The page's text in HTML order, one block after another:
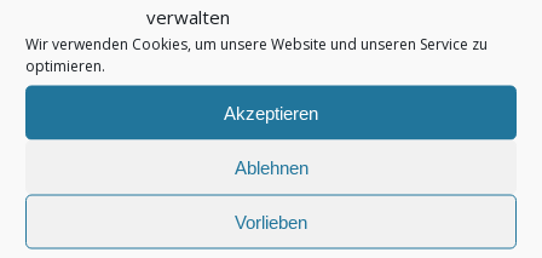
verwalten
Wir verwenden Cookies, um unsere Website und unseren Service zu
optimieren.
Akzeptieren
Ablehnen
Vorlieben
Juni 2022
Mai 2022 (7)
April 2022 (5)
März 2022 (5)